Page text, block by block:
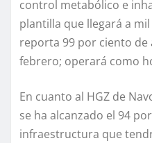
control metabólico e
plantilla que llegará a
reporta 99 por ciento de
febrero; operará como
En cuanto al HGZ de
se ha alcanzado el 94
infraestructura que